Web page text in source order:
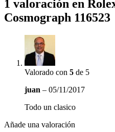
1 valoración en
Cosmograph 116523
Valorado con 5 de 5
juan – 05/11/2017
Todo un clasico
Añade una valoración